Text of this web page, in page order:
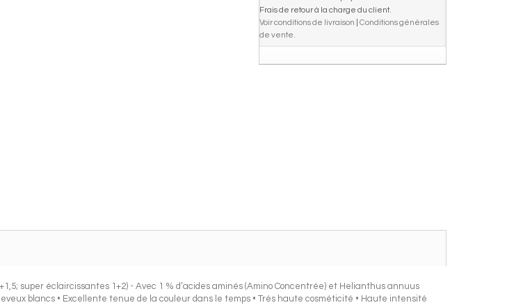
Frais de retour à la charge du client.
Voir conditions de livraison
Conditions générales
de vente
1+1,5; super éclaircissantes 1+2) - Avec 1 % d’acides aminés (Amino Concentrée) et Helianthus annuus
blancs • Excellente tenue de la couleur dans le temps • Très haute cosméticité • Haute intensité